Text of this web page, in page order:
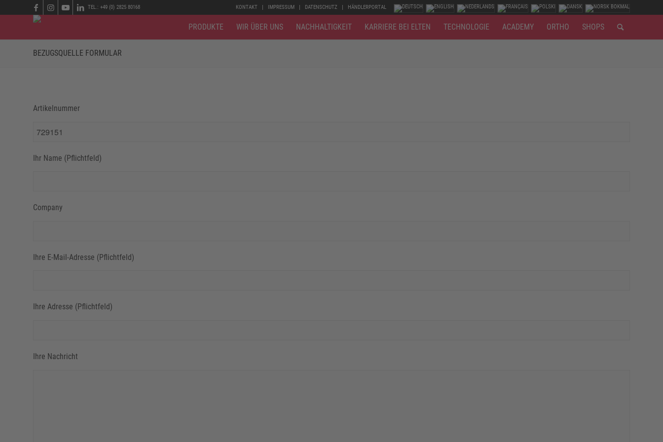
KONTAKT IMPRESSUM DATENSCHUTZ HÄNDLERPORTAL
TEL.: +49 (0) 2825 80168
PRODUKTE WIR ÜBER UNS NACHHALTIGKEIT KARRIERE BEI ELTEN TECHNOLOGIE ACADEMY ORTHO SHOPS
BEZUGSQUELLE FORMULAR
Artikelnummer
Ihr Name (Pflichtfeld)
Company
Ihre E-Mail-Adresse (Pflichtfeld)
Ihre Adresse (Pflichtfeld)
Ihre Nachricht